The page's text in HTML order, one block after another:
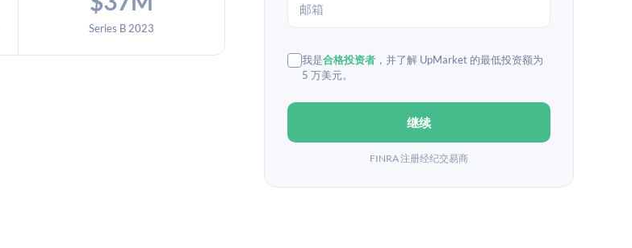
Series B 2023
我是合格投资者 ，并了解 UpMarket 的最低投资额为
5 万美元。
继续
FINRA 注册经纪交易商